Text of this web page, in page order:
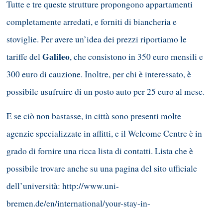
Tutte e tre queste strutture propongono appartamenti
completamente arredati, e forniti di biancheria e
stoviglie. Per avere un’idea dei prezzi riportiamo le
tariffe delGalileo, che consistono in 350 euro mensili e
300 euro di cauzione. Inoltre, per chi è interessato, è
possibile usufruire di un posto auto per 25 euro al mese.
E se ciò non bastasse, in città sono presenti molte
agenzie specializzate in affitti, e il Welcome Centre è in
grado di fornire una ricca lista di contatti. Lista che è
possibile trovare anche su una pagina del sito ufficiale
dell’università: http://www.uni-
bremen.de/en/international/your-stay-in-